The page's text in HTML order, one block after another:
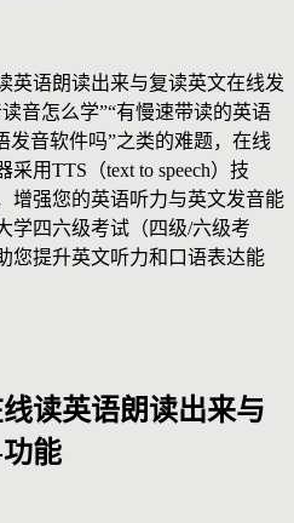
英语朗读出来与复读英文在线发
音怎么学”“有慢速带读的英语
发音软件吗”之类的难题，在线
用TTS（text to speech）技
增强您的英语听力与英文发音能
学四六级考试（四级/六级考
您提升英文听力和口语表达能
读英语朗读出来与
能